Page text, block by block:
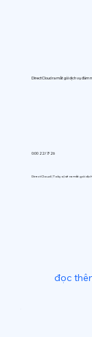
DirectCloud ra mắt gói dịch vụ đám
0:00 22/7/26
DirectCloud (Tokyo) sẽ ra mắt gói
đọc